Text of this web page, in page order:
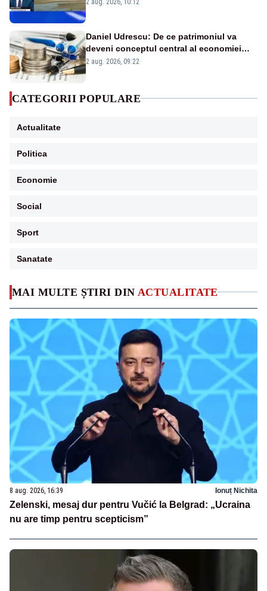
MAI MULTE ȘTIRI DIN ACTUALITATE
8 aug. 2026, 16:39 Ionuț Nichita
Zelenski, mesaj dur pentru Vučić la Belgrad: „Ucraina
nu are timp pentru scepticism”
Daniel Udrescu: De ce patrimoniul va
deveni conceptul central al economiei
viitoare?
2 aug. 2026, 09:22
CATEGORII POPULARE
Actualitate
Politica
Economie
Social
Sport
Sanatate